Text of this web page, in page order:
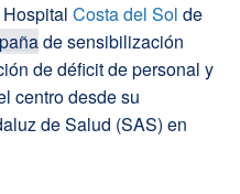
Costa del Sol de
de sensibilización
de déficit de personal y
centro desde su
de Salud (SAS) en